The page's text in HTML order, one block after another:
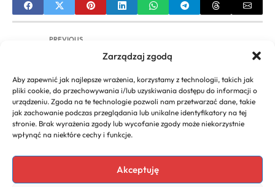
Zarządzaj zgodą
Aby zapewnić jak najlepsze wrażenia, korzystamy z technologii, takich jak
pliki cookie, do przechowywania i/lub uzyskiwania dostępu do informacji o
urządzeniu. Zgoda na te technologie pozwoli nam przetwarzać dane, takie
jak zachowanie podczas przeglądania lub unikalne identyfikatory na tej
stronie. Brak wyrażenia zgody lub wycofanie zgody może niekorzystnie
wpłynąć na niektóre cechy i funkcje.
Akceptuję
PREVIOUS
Jakie firmy partnerskie NASA stoją za misjami
NEXT
Co to za firma Superdry? Wszystko o marce, jej
historii i ofercie